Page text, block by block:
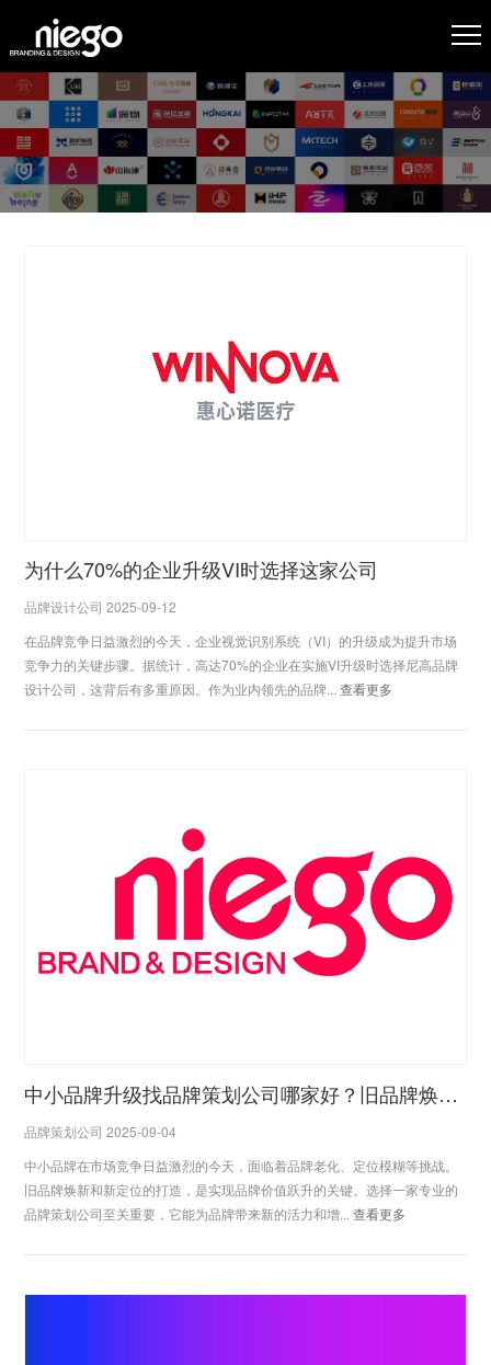
为什么70%的企业升级VI时选择这家公司
品牌设计公司 2025-09-12
在品牌竞争日益激烈的今天，企业视觉识别系统（VI）的升级成为提升市场
竞争力的关键步骤。据统计，高达70%的企业在实施VI升级时选择尼高品牌
设计公司，这背后有多重原因。作为业内领先的品牌...查看更多
中小品牌升级找品牌策划公司哪家好？旧品牌焕新+新定位打造，这家公司好评超 95%
品牌策划公司 2025-09-04
中小品牌在市场竞争日益激烈的今天，面临着品牌老化、定位模糊等挑战。
旧品牌焕新和新定位的打造，是实现品牌价值跃升的关键。选择一家专业的
品牌策划公司至关重要，它能为品牌带来新的活力和增...查看更多